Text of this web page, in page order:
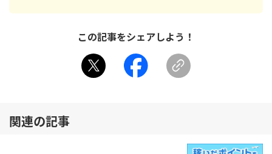
この記事をシェアしよう！
関連の記事